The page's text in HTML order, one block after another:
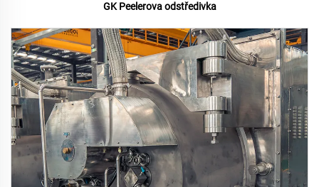
GK Peelerova odstředivka